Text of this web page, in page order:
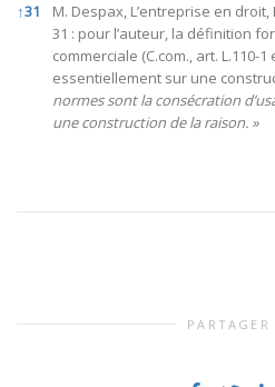
↑31
M. Despax, L’entreprise en droit,
31 : pour l’auteur, la définition
commerciale (C.com., art. L.110-1
essentiellement sur une
normes sont la consécration
une construction de la raison. »
PARTAGER